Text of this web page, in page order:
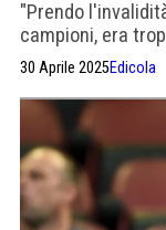
"Prendo
campioni, era
30 Aprile 2025Edicola